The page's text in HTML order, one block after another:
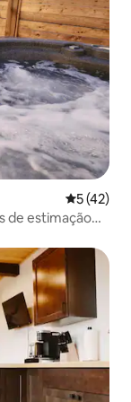
5 de uma
5 (42)
de estimação